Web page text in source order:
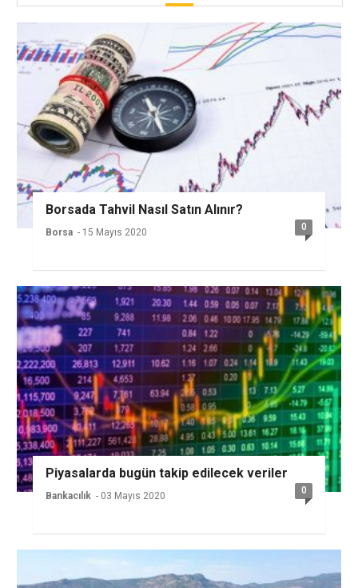
Borsada Tahvil Nasıl Satın Alınır?
Borsa - 15 Mayıs 2020 0
Piyasalarda bugün takip edilecek veriler
Bankacılık - 03 Mayıs 2020 0